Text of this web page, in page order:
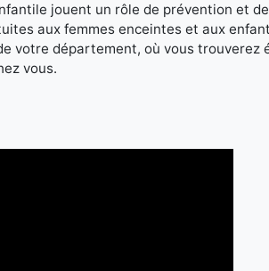
jouent un rôle de prévention et
aux femmes enceintes et aux
votre département, où vous
vous.